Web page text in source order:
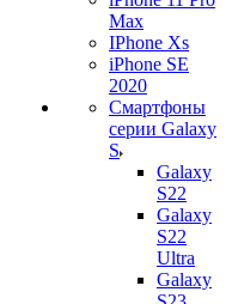
Max
IPhone Xs
iPhone SE
2020
Смартфоны
серии Galaxy
S
Galaxy
S22
Galaxy
S22
Ultra
Galaxy